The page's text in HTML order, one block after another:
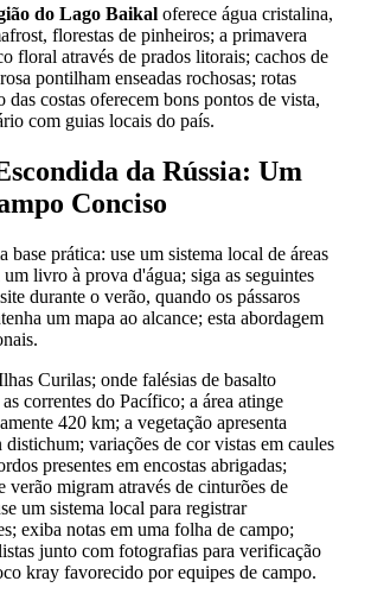
do Lago Baikal oferece água cristalina,
florestas de pinheiros; a primavera
floral através de prados litorais; cachos de
pontilham enseadas rochosas; rotas
das costas oferecem bons pontos de vista,
com guias locais do país.
da Rússia: Um
Conciso
base prática: use um sistema local de áreas
livro à prova d'água; siga as seguintes
durante o verão, quando os pássaros
um mapa ao alcance; esta abordagem
Curilas; onde falésias de basalto
correntes do Pacífico; a área atinge
420 km; a vegetação apresenta
distichum; variações de cor vistas em caules
presentes em encostas abrigadas;
verão migram através de cinturões de
um sistema local para registrar
exiba notas em uma folha de campo;
junto com fotografias para verificação
kray favorecido por equipes de campo.